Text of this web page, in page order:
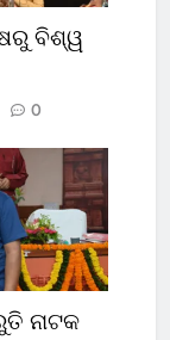
ବିଶ୍ୱ
0
ନାଟକ